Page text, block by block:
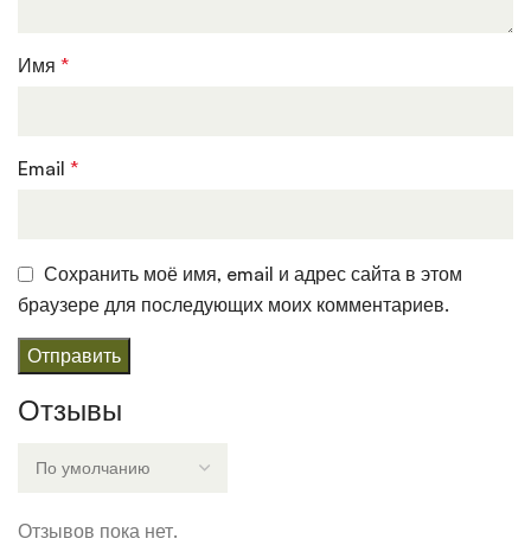
Отзывы
Отзывов пока нет.
Имя*
Email*
Сохранить моё имя, email и адрес сайта в этом
браузере для последующих моих комментариев.